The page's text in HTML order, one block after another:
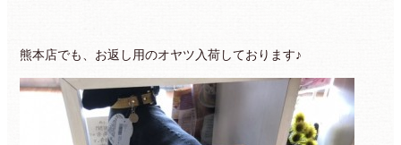
熊本店でも、お返し用のオヤツ入荷しております♪